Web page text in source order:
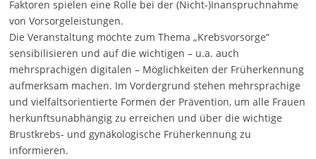
Faktoren spielen eine Rolle bei der (Nicht-)Inanspruchnahme
von Vorsorgeleistungen.
Die Veranstaltung möchte zum Thema „Krebsvorsorge“
sensibilisieren und auf die wichtigen – u.a. auch
mehrsprachigen digitalen – Möglichkeiten der Früherkennung
aufmerksam machen. Im Vordergrund stehen mehrsprachige
und vielfaltsorientierte Formen der Prävention, um alle Frauen
herkunftsunabhängig zu erreichen und über die wichtige
Brustkrebs- und gynäkologische Früherkennung zu
informieren.